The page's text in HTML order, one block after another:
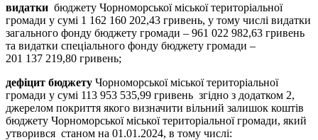
видатки бюджету Чорноморської міської територіальної
громади у сумі 1 162 160 202,43 гривень, у тому числі видатки
загального фонду бюджету громади – 961 022 982,63 гривень
та видатки спеціального фонду бюджету громади –
201 137 219,80 гривень;
дефіцит бюджету Чорноморської міської територіальної
громади у сумі 113 953 535,99 гривень згідно з додатком 2,
джерелом покриття якого визначити вільний залишок коштів
бюджету Чорноморської міської територіальної громади, який
утворився станом на 01.01.2024, в тому числі: